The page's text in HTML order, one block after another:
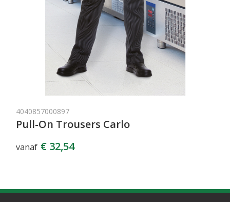
4040857000897
Pull-On Trousers Carlo
vanaf € 32,54